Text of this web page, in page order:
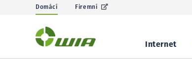
Domácí Firemní
Internet